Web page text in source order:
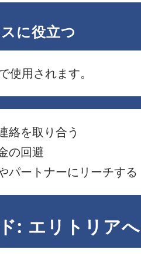
に役立つ
使用されます。
絡を取り合う
の回避
パートナーにリーチする
: エリトリア